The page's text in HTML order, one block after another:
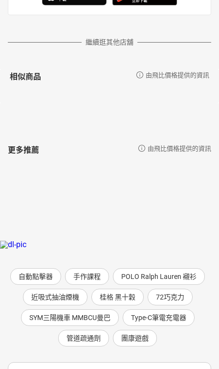
繼續逛其他店舖
相似商品 由飛比價格提供的資訊
更多推薦 由飛比價格提供的資訊
自動點擊器 手作課程 POLO Ralph Lauren 襯衫
近吸式抽油煙機 桂格 黑十穀 72巧克力
SYM三陽機車 MMBCU曼巴 Type-C筆電充電器
管道疏通劑 團康遊戲